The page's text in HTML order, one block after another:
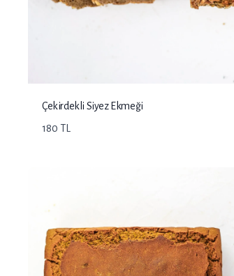
Çekirdekli Siyez Ekmeği
180 TL